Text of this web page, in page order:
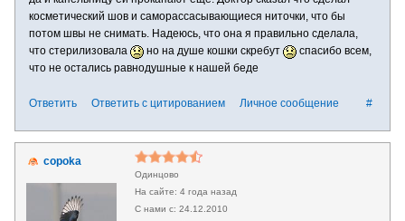
косметический шов и саморассасывающиеся ниточки, что бы
потом швы не снимать. Надеюсь, что она я правильно сделала,
что стерилизовала
но на душе кошки скребут
спасибо всем,
что не остались равнодушные к нашей беде
#
Ответить Ответить с цитированием Личное сообщение
copoka
Одинцово
4 года назад
24.12.2010